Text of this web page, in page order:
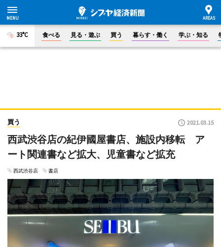
33°C 食べる 見る・遊ぶ 買う 暮らす・働く 学ぶ・知る
買う 2021.03.15
西武渋谷店の紀伊國屋書店、施設内移転 ア
ート関連書など拡大、児童書など拡充
西武渋谷店 書店